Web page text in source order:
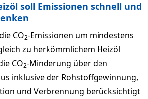
soll Emissionen schnell und
CO2-Emissionen um mindestens
zu herkömmlichem Heizöl
CO2-Minderung über den
inklusive der Rohstoffgewinnung,
und Verbrennung berücksichtigt